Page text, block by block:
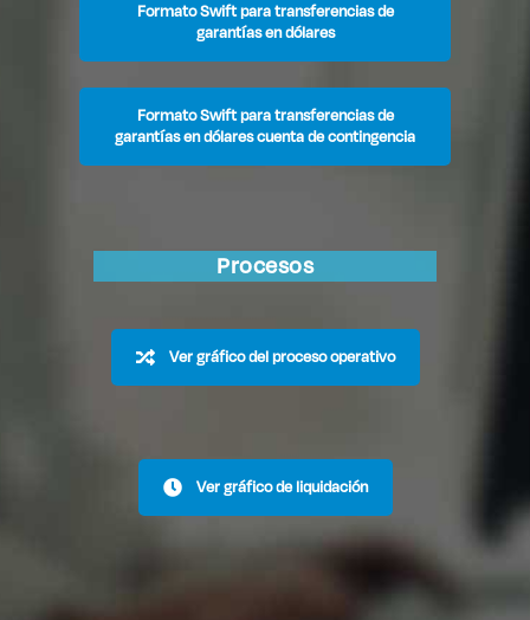
Formato Swift para transferencias de
garantías en dólares
Formato Swift para transferencias de
garantías en dólares cuenta de contingencia
Procesos
Ver gráfico del proceso operativo
Ver gráfico de liquidación